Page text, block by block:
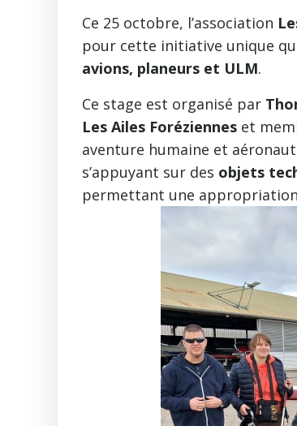
Ce 25 octobre, l’association
pour cette initiative unique
avions, planeurs et ULM.
Ce stage est organisé par
Les Ailes Foréziennes et
aventure humaine et
s’appuyant sur des objets
permettant une